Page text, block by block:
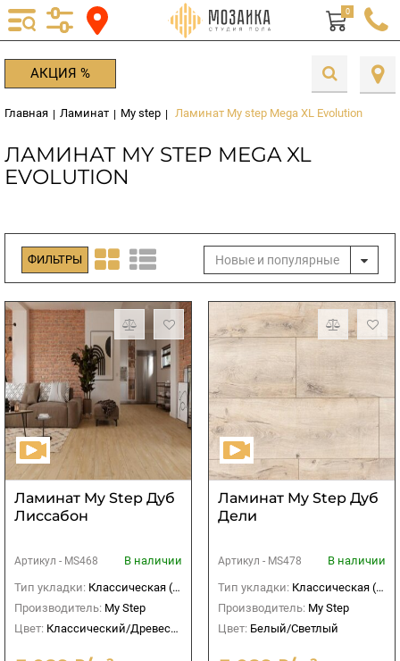
0
АКЦИЯ %
Главная | Ламинат | My step | Ламинат My step Mega XL Evolution
ЛАМИНАТ MY STEP MEGA XL
EVOLUTION
Новые и популярные
ФИЛЬТРЫ
Ламинат My Step Дуб
Лиссабон
Артикул - MS468
В наличии
Тип укладки: Классическая (прямая)
Производитель: My Step
Цвет: Классический/Древесный
Ламинат My Step Дуб
Дели
Артикул - MS478
В наличии
Тип укладки: Классическая (прямая)
Производитель: My Step
Цвет: Белый/Светлый